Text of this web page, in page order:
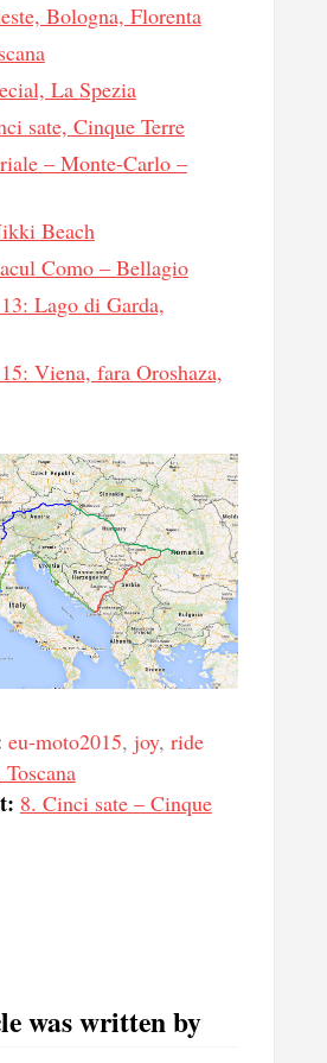
Bologna, Florenta
La Spezia
sate, Cinque Terre
– Monte-Carlo –
Beach
Como – Bellagio
Lago di Garda,
Viena, fara Oroshaza,
eu-moto2015, joy, ride
Toscana
8. Cinci sate – Cinque
was written by